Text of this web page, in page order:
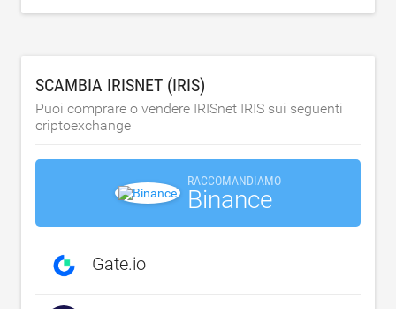
SCAMBIA IRISNET (IRIS)
Puoi comprare o vendere IRISnet IRIS sui seguenti
criptoexchange
RACCOMANDIAMO
Binance
Gate.io